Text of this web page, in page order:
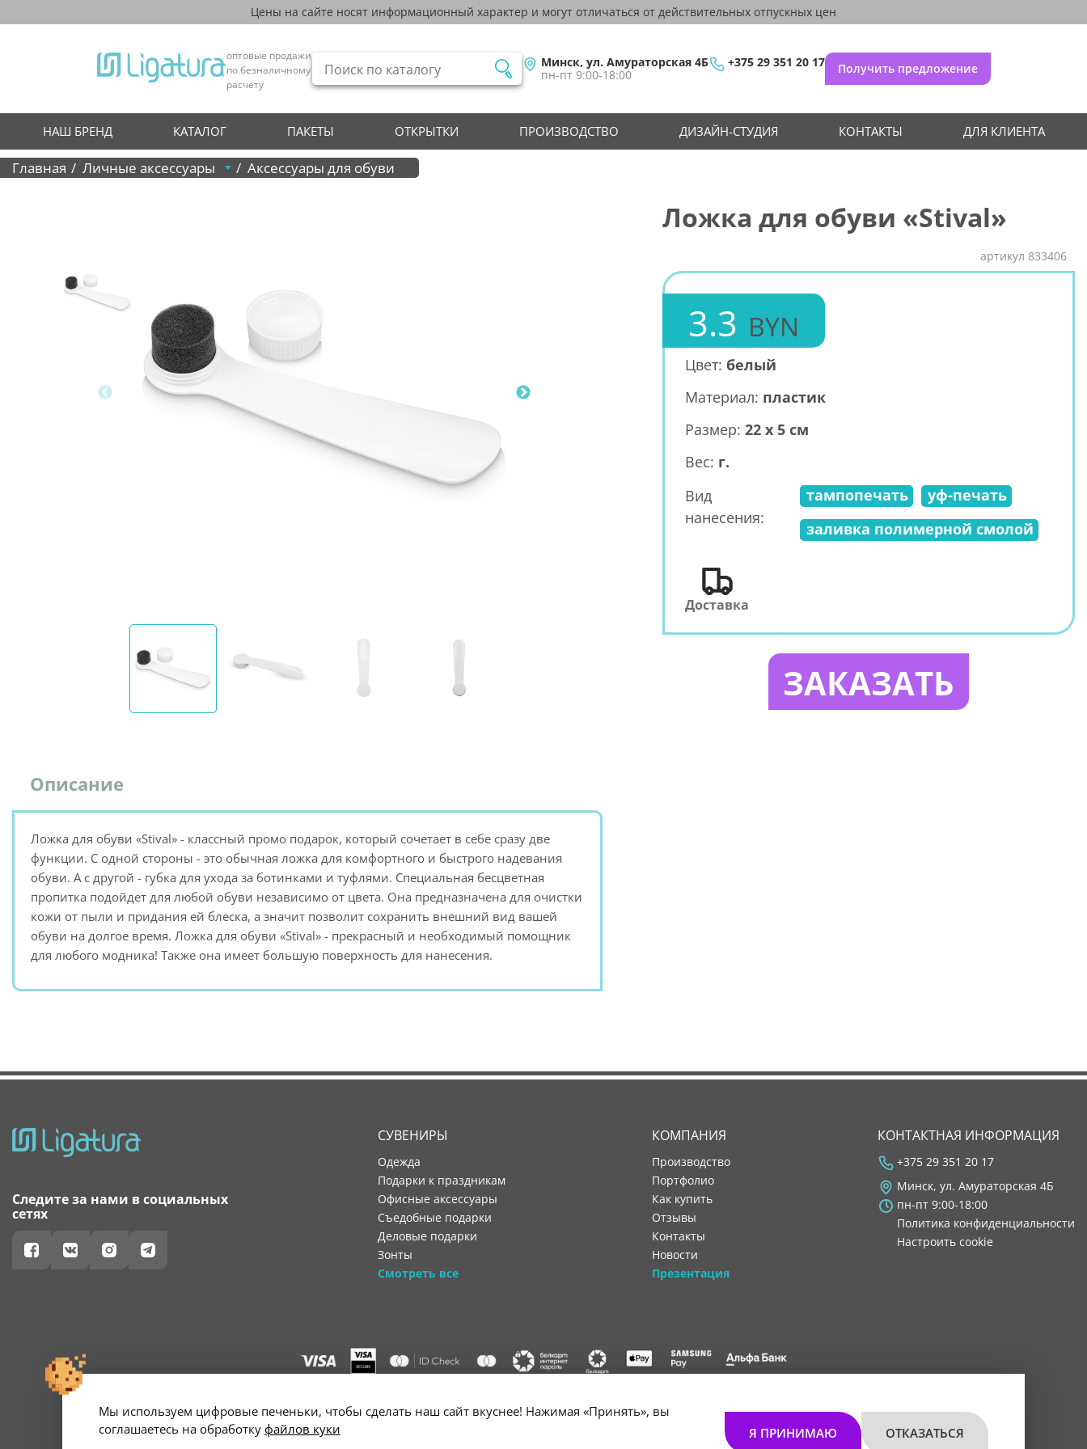
Цены на сайте носят информационный характер и могут отличаться от действительных отпускных цен
оптовые продажи
по безналичному
расчету
Минск, ул. Амураторская 4Б
пн-пт 9:00-18:00
+375 29 351 20 17 Получить предложение
НАШ БРЕНД КАТАЛОГ ПАКЕТЫ ОТКРЫТКИ ПРОИЗВОДСТВО ДИЗАЙН-СТУДИЯ КОНТАКТЫ ДЛЯ КЛИЕНТА
Главная Личные аксессуары Аксессуары для обуви
Ложка для обуви «Stival»
артикул 833406
3.3 BYN
Цвет: белый
Материал: пластик
Размер: 22 х 5 см
Вес: г.
Вид
нанесения:
тампопечать
уф-печать
заливка полимерной смолой
Доставка
ЗАКАЗАТЬ
Описание
Ложка для обуви «Stival» - классный промо подарок, который сочетает в себе сразу две
функции. С одной стороны - это обычная ложка для комфортного и быстрого надевания
обуви. А с другой - губка для ухода за ботинками и туфлями. Специальная бесцветная
пропитка подойдет для любой обуви независимо от цвета. Она предназначена для очистки
кожи от пыли и придания ей блеска, а значит позволит сохранить внешний вид вашей
обуви на долгое время. Ложка для обуви «Stival» - прекрасный и необходимый помощник
для любого модника! Также она имеет большую поверхность для нанесения.
Следите за нами в социальных
сетях
СУВЕНИРЫ
Одежда
Подарки к праздникам
Офисные аксессуары
Съедобные подарки
Деловые подарки
Зонты
Смотреть все
КОМПАНИЯ
производство
портфолио
как купить
отзывы
контакты
новости
Презентация
КОНТАКТНАЯ ИНФОРМАЦИЯ
+375 29 351 20 17
Минск, ул. Амураторская 4Б
пн-пт 9:00-18:00
Политика конфиденциальности
Настроить cookie
г. Минск, ул. Амураторская, 4Б, цокольный этаж, помещение 3. Р/с BY34 ALFA 3012 2B24 8200 1027 0000"
Свидетельство о государственной регистрации №193602931 выдано Минским горисполкомом 30.11.2021 г.
Мы используем цифровые печеньки, чтобы сделать наш сайт вкуснее! Нажимая «Принять», вы
соглашаетесь на обработку файлов куки Я ПРИНИМАЮ ОТКАЗАТЬСЯ